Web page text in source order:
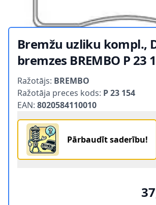
Bremžu uzliku kompl.,
bremzes BREMBO P 23
Product information
Ražotājs: BREMBO
Ražotāja preces kods: P 23 154
EAN: 8020584110010
Pārbaudīt saderību!